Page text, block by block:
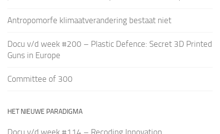
Antropomorfe klimaatverandering bestaat niet
Docu v/d week #200 – Plastic Defence: Secret 3D Printed
Guns in Europe
Committee of 300
HET NIEUWE PARADIGMA
Docu v/d week #114 – Recoding Innovation